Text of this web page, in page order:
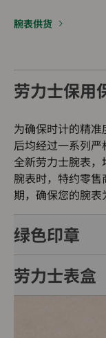
腕表供货
劳力士保用
为确保时计的精
后均经过一系列
全新劳力士腕表
腕表时，特约零
期，确保您的腕表
绿色印章
每只劳力士腕表
劳力士表盒